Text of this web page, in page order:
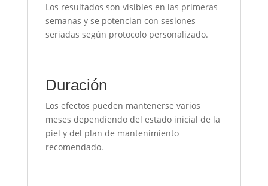
Los resultados son visibles en las primeras
semanas y se potencian con sesiones
seriadas según protocolo personalizado.
Duración
Los efectos pueden mantenerse varios
meses dependiendo del estado inicial de la
piel y del plan de mantenimiento
recomendado.